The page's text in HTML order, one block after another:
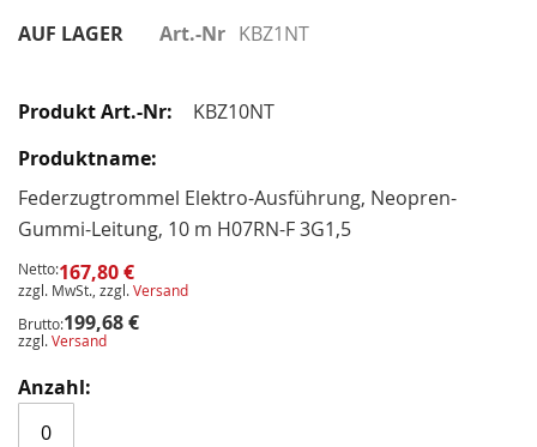
AUF LAGER Art.-Nr KBZ1NT
Produkte
Artikel
KBZ10NT
Federzugtrommel Elektro-Ausführung, Neopren-
Gummi-Leitung, 10 m H07RN-F 3G1,5
Netto:167,80 €
zzgl. MwSt., zzgl.Versand
Brutto:199,68 €
zzgl.Versand